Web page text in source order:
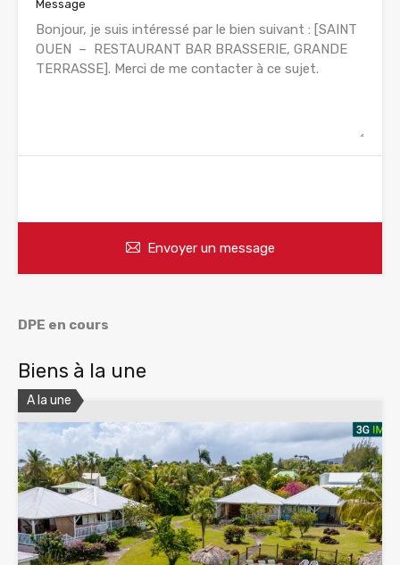
Message
Envoyer un message
DPE en cours
Biens à la une
A la une